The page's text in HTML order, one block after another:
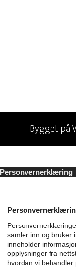
Bygget på
Personvernerklæring
samler inn og bruker
inneholder
opplysninger fra
hvordan vi behandler